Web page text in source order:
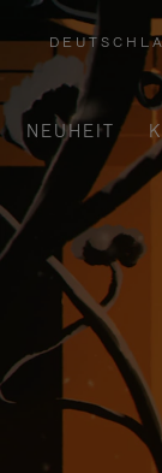
,
SIE
AUS
NEUHEIT